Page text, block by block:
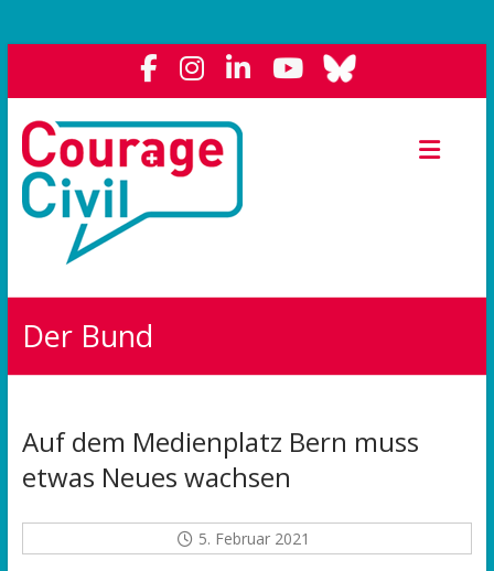
Courage
Civil
Weil
Demokratie
Der Bund
Auf dem Medienplatz Bern muss
etwas Neues wachsen
5. Februar 2021